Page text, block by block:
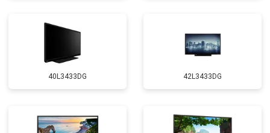
40L3433DG 42L3433DG